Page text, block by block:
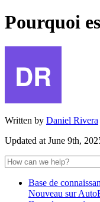
Pourquoi
Written by Daniel Rivera
Updated at June 9th,
Base de
Nouveau sur